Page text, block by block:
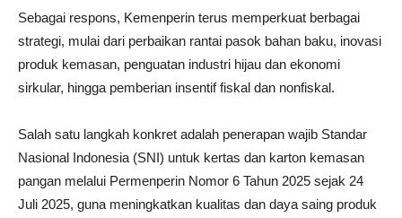
Sebagai respons, Kemenperin terus memperkuat berbagai
strategi, mulai dari perbaikan rantai pasok bahan baku, inovasi
produk kemasan, penguatan industri hijau dan ekonomi
sirkular, hingga pemberian insentif fiskal dan nonfiskal.
Salah satu langkah konkret adalah penerapan wajib Standar
Nasional Indonesia (SNI) untuk kertas dan karton kemasan
pangan melalui Permenperin Nomor 6 Tahun 2025 sejak 24
Juli 2025, guna meningkatkan kualitas dan daya saing produk